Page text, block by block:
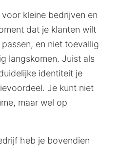
kleine bedrijven en
dat je klanten wilt
en niet toevallig
langskomen. Juist als
identiteit je
Je kunt niet
maar wel op
heb je bovendien